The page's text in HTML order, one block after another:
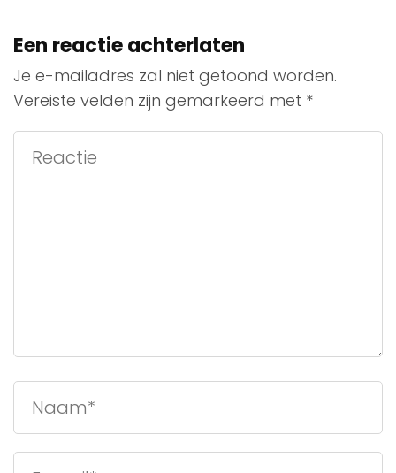
Een reactie achterlaten
Je e-mailadres zal niet getoond worden.
Vereiste velden zijn gemarkeerd met *